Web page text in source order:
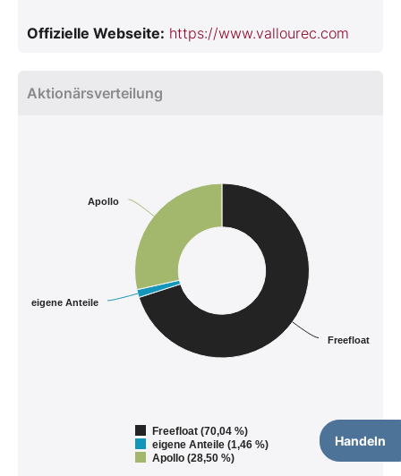
Handeln
Offizielle Webseite: https://www.vallourec.com
Aktionärsverteilung
Freefloat
eigene Anteile
Apollo
Freefloat (70,04 %)
eigene Anteile (1,46 %)
Apollo (28,50 %)